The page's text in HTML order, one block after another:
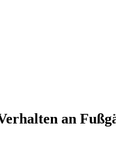
an